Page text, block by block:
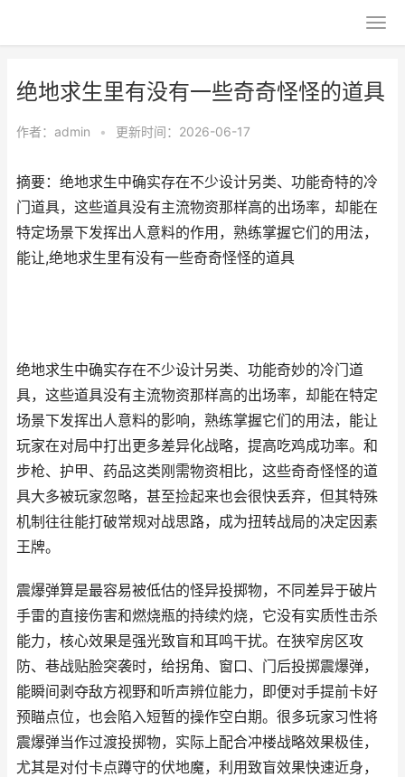
绝地求生里有没有一些奇奇怪怪的道具
作者： admin • 更新时间：2026-06-17
摘要：绝地求生中确实存在不少设计另类、功能奇特的冷
门道具，这些道具没有主流物资那样高的出场率，却能在
特定场景下发挥出人意料的作用，熟练掌握它们的用法，
能让,绝地求生里有没有一些奇奇怪怪的道具
绝地求生中确实存在不少设计另类、功能奇妙的冷门道
具，这些道具没有主流物资那样高的出场率，却能在特定
场景下发挥出人意料的影响，熟练掌握它们的用法，能让
玩家在对局中打出更多差异化战略，提高吃鸡成功率。和
步枪、护甲、药品这类刚需物资相比，这些奇奇怪怪的道
具大多被玩家忽略，甚至捡起来也会很快丢弃，但其特殊
机制往往能打破常规对战思路，成为扭转战局的决定因素
王牌。
震爆弹算是最容易被低估的怪异投掷物，不同差异于破片
手雷的直接伤害和燃烧瓶的持续灼烧，它没有实质性击杀
能力，核心效果是强光致盲和耳鸣干扰。在狭窄房区攻
防、巷战贴脸突袭时，给拐角、窗口、门后投掷震爆弹，
能瞬间剥夺敌方视野和听声辨位能力，即便对手提前卡好
预瞄点位，也会陷入短暂的操作空白期。很多玩家习性将
震爆弹当作过渡投掷物，实际上配合冲楼战略效果极佳，
尤其是对付卡点蹲守的伏地魔，利用致盲效果快速近身，